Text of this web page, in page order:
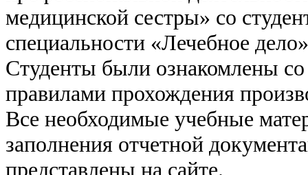
медицинской сестры» со
специальности «Лечебное
Студенты были ознакомлены
правилами прохождения
Все необходимые учебные
заполнения отчетной
представлены на сайте.